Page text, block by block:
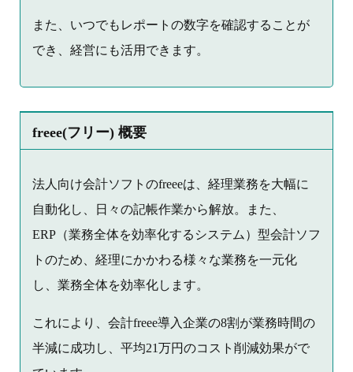
また、いつでもレポートの数字を確認することが
でき、経営にも活用できます。
freee(フリー) 概要
法人向け会計ソフトのfreeeは、経理業務を大幅に
自動化し、日々の記帳作業から解放。また、
ERP（業務全体を効率化するシステム）型会計ソフ
トのため、経理にかかわる様々な業務を一元化
し、業務全体を効率化します。
これにより、会計freee導入企業の8割が業務時間の
半減に成功し、平均21万円のコスト削減効果がで